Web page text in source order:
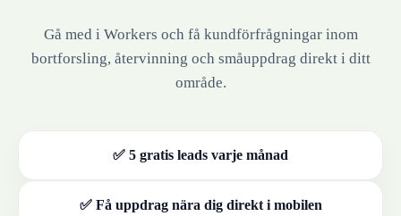
Gå med i Workers och få kundförfrågningar inom
bortforsling, återvinning och småuppdrag direkt i ditt
område.
✅ 5 gratis leads varje månad
✅ Få uppdrag nära dig direkt i mobilen